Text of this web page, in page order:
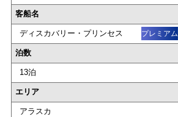
客船名
ディスカバリー・プリンセス プレミアム
泊数
13泊
エリア
アラスカ